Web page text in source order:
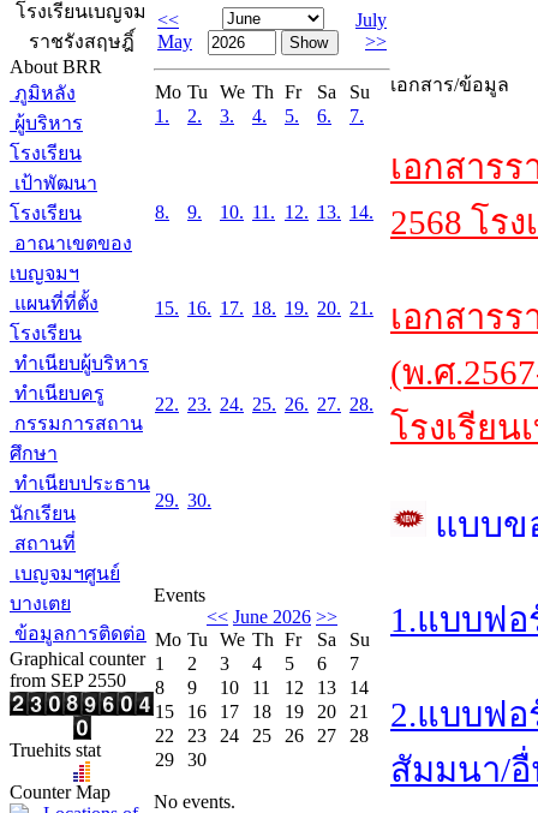
โรงเรียนเบญจม
ราชรังสฤษฎิ์
About BRR
ภูมิหลัง
ผู้บริหาร
โรงเรียน
เป้าพัฒนา
โรงเรียน
อาณาเขตของ
เบญจมฯ
แผนที่ที่ตั้ง
โรงเรียน
ทำเนียบผู้บริหาร
ทำเนียบครู
กรรมการสถาน
ศึกษา
ทำเนียบประธาน
นักเรียน
สถานที่
เบญจมฯศูนย์
บางเตย
ข้อมูลการติดต่อ
Graphical counter
from SEP 2550
Truehits stat
Counter Map
<<
May
July
>>
Mo Tu We Th Fr Sa
Su
1.
2. 3. 4. 5. 6. 7.
8. 9. 10. 11. 12. 13. 14.
15. 16. 17. 18. 19. 20. 21.
22. 23. 24. 25. 26. 27. 28.
29. 30.
Events
<< June 2026 >>
Mo Tu We Th Fr Sa
Su
1
2 3 4 5 6
7
8
9 10 11 12 13
14
15
16 17 18 19 20
21
22
23 24 25 26 27
28
29
30
No events.
เอกสาร/ข้อมูล
เอกสาร
2568 โร
เอกสาร
(พ.ศ
โรงเรีย
แบบข
1.แบบฟ
2.แบบฟ
สัมมนา/